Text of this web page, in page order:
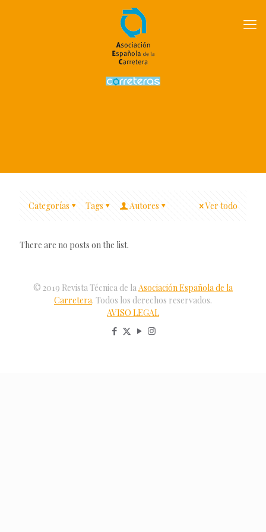
Categorías Tags Autores Ver todo
There are no posts on the list.
© 2019 Revista Técnica de laAsociación Española de la
Carretera. Todos los derechos reservados.
AVISO LEGAL